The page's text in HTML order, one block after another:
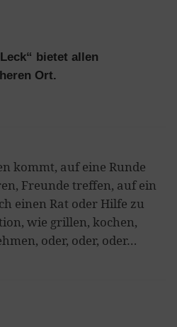
bietet allen
Ort.
kommt, auf eine Runde
Freunde treffen, auf ein
einen Rat oder Hilfe zu
wie grillen, kochen,
oder, oder, oder…